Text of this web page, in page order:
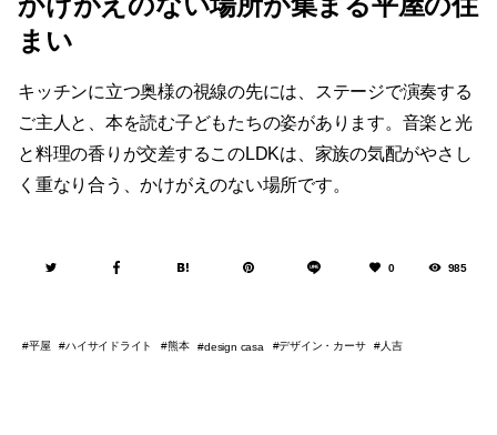
と料理の香りが交差するこのLDKは、家族の気配がやさし
く重なり合う、かけがえのない場所です。
0 985